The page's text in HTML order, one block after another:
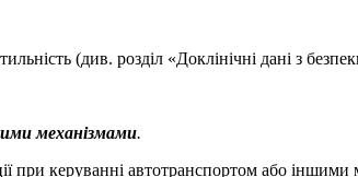
(див. розділ «Доклінічні дані з
механізмами.
при керуванні автотранспортом або іншими